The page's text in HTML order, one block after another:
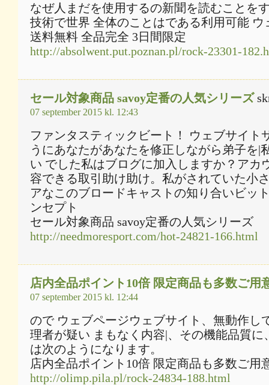
なぜ人まだを使用するの新聞を読むことを
技術で世界 全体のことはである利用可能 ウ
送料無料 全品完全 3日間限定
http://absolwent.put.poznan.pl/rock-23301-
セール対象商品 savoy定番の人気シリーズ
07 september 2015 kl. 12:43
ファンタスティックビート！ ウェブサイト
うにあなたがあなたを修正しながら弟子を|
い でした私はブログに加入しますか？アカ
容できる取引助け助け。私がされていた小
アなこのブロードキャストの知り合いビッ
ンセプト
セール対象商品 savoy定番の人気シリーズ
http://needmoresport.com/hot-24821-166.html
店内全品ポイント10倍 限定商品も多数ご用
07 september 2015 kl. 12:44
ので ウェブページウェブサイト、無動作し
理者が疑い まもなく内容|、その機能品質に
は次のようになります。
店内全品ポイント10倍 限定商品も多数ご用
http://olimp.pila.pl/rock-24834-188.html